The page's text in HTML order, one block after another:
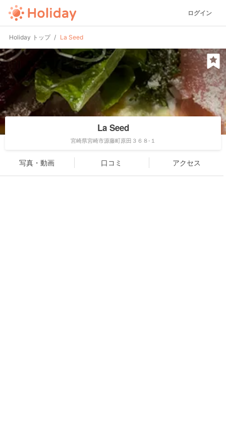
ログイン
Holiday トップ La Seed
La Seed
宮崎県宮崎市源藤町原田３６８-１
写真・動画 口コミ アクセス